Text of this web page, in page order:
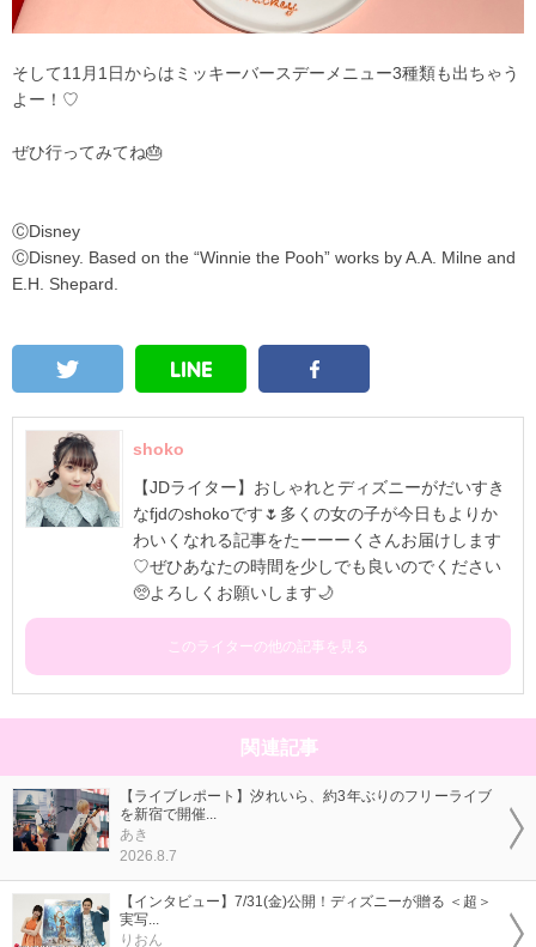
そして11月1日からはミッキーバースデーメニュー3種類も出ちゃう
よー！♡
ぜひ行ってみてね🎂
ⒸDisney
ⒸDisney. Based on the “Winnie the Pooh” works by A.A. Milne and
E.H. Shepard.
shoko
【JDライター】おしゃれとディズニーがだいすき
なfjdのshokoです🌷多くの女の子が今日もよりか
わいくなれる記事をたーーーくさんお届けします
♡ぜひあなたの時間を少しでも良いのでください
🥺よろしくお願いします🌙
このライターの他の記事を見る
関連記事
【ライブレポート】汐れいら、約3年ぶりのフリーライブ
を新宿で開催...
あき
2026.8.7
【インタビュー】7/31(金)公開！ディズニーが贈る ＜超＞
実写...
りおん